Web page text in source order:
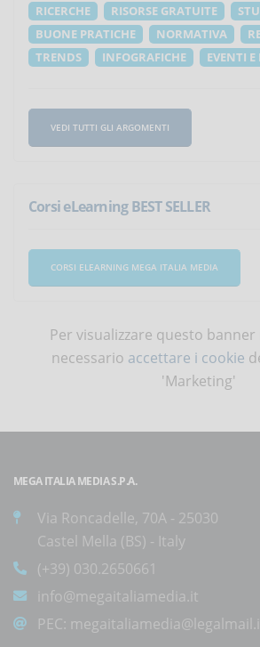
RICERCHE
RISORSE GRATUITE
BUONE PRATICHE
NORMATIVA
TRENDS
INFOGRAFICHE EVENTI E
VEDI TUTTI GLI ARGOMENTI
Corsi eLearning BEST SELLER
CORSI ELEARNING MEGA ITALIA MEDIA
Per visualizzare questo
necessario accettare i cookie
'Marketing'
MEGA ITALIA MEDIA S.P.A.
Via Roncadelle, 70A - 25030
Castel Mella (BS) - Italy
(+39) 030.2650661
info@megaitaliamedia.it
PEC: